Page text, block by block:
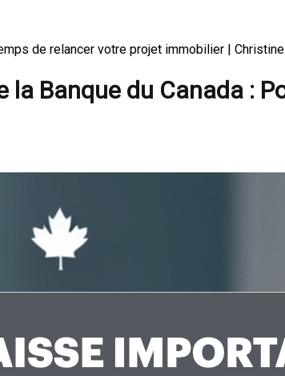
de relancer votre projet immobilier |
Banque du Canada :